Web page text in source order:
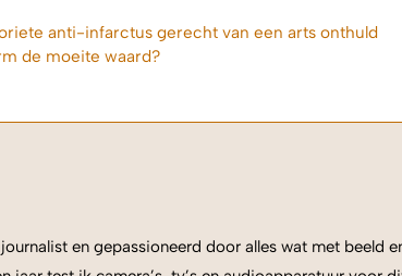
anti-infarctus gerecht van een arts onthuld
de moeite waard?
en gepassioneerd door alles wat met beeld